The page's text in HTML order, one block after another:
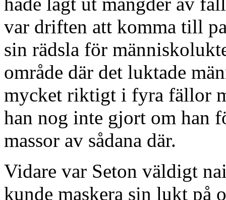
var driften att komma till
sin rädsla för
område där det luktade
mycket riktigt i fyra fällor
han nog inte gjort om han
massor av sådana där.
Vidare var Seton väldigt
kunde maskera sin lukt på